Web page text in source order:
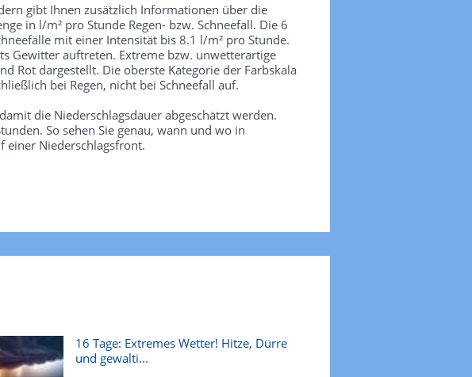
gibt Ihnen zusätzlich Informationen über die
in l/m² pro Stunde Regen- bzw. Schneefall. Die 6
mit einer Intensität bis 8.1 l/m² pro Stunde.
Gewitter auftreten. Extreme bzw. unwetterartige
Rot dargestellt. Die oberste Kategorie der Farbskala
bei Regen, nicht bei Schneefall auf.
die Niederschlagsdauer abgeschätzt werden.
So sehen Sie genau, wann und wo in
einer Niederschlagsfront.
16 Tage: Extremes Wetter! Hitze, Dürre
und gewalti...